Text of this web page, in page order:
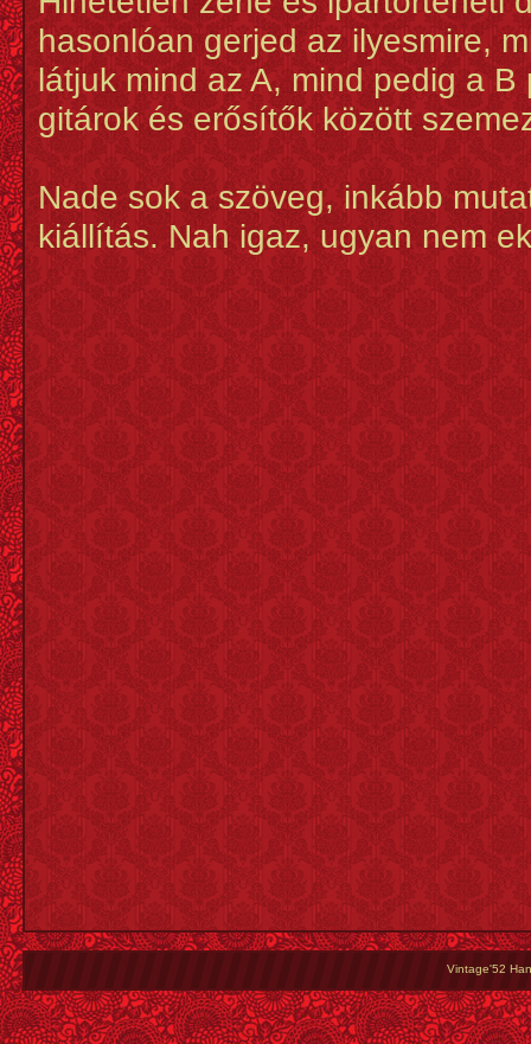
hasonlóan gerjed az ilyesmire,
látjuk mind az A, mind pedig a
gitárok és erősítők között
Nade sok a szöveg, inkább
kiállítás. Nah igaz, ugyan nem
Vintage'52